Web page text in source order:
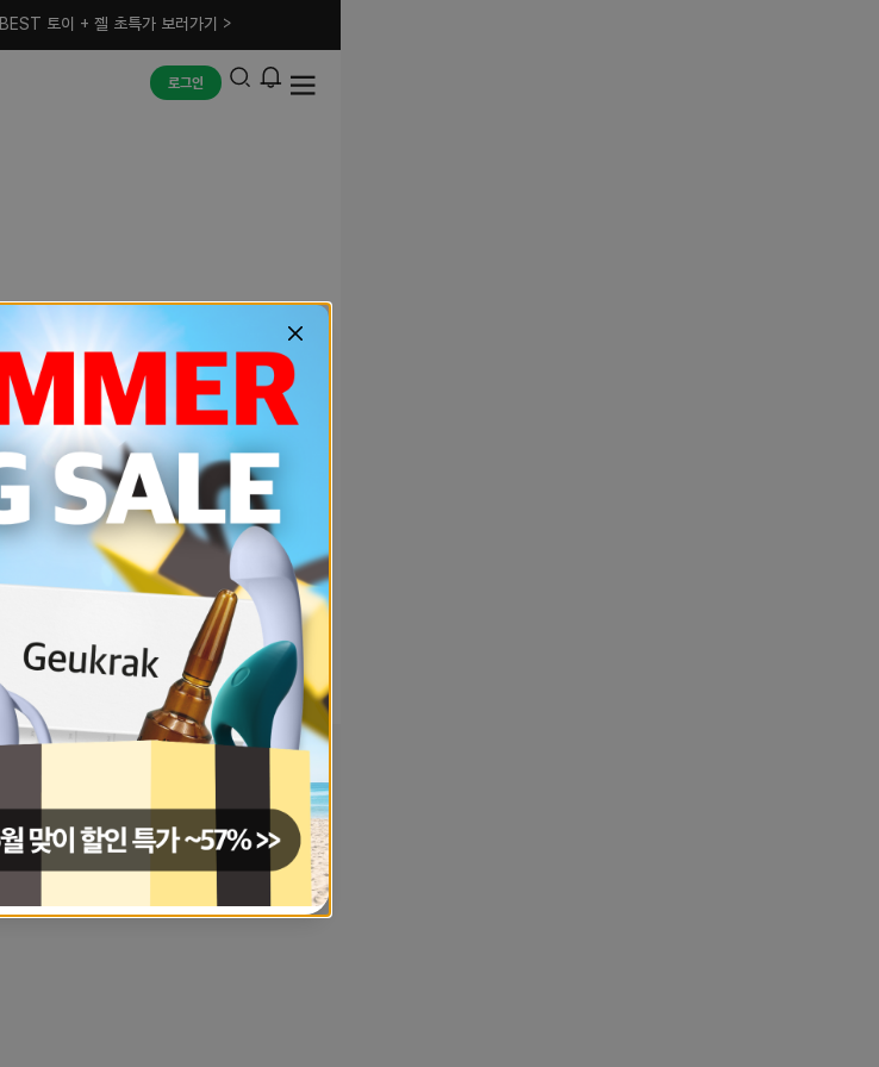
BEST 토이 + 젤 초특가 보러가기 >
로그인
예상치 못한 에러입니다.